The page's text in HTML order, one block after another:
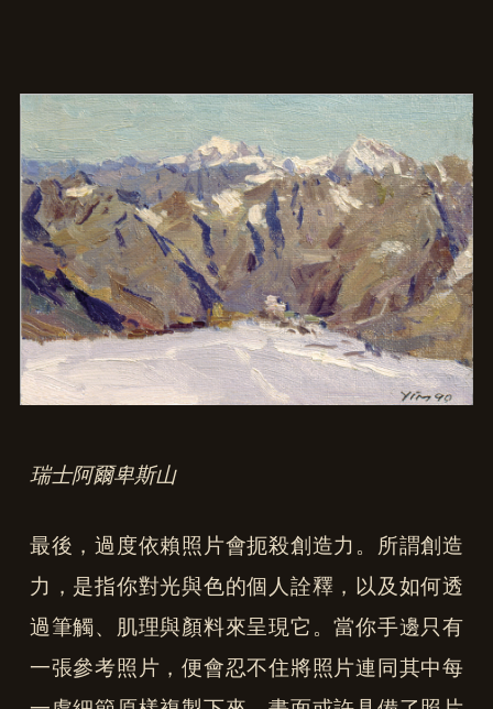
瑞士阿爾卑斯山
最後，過度依賴照片會扼殺創造力。所謂創造
力，是指你對光與色的個人詮釋，以及如何透
過筆觸、肌理與顏料來呈現它。當你手邊只有
一張參考照片，便會忍不住將照片連同其中每